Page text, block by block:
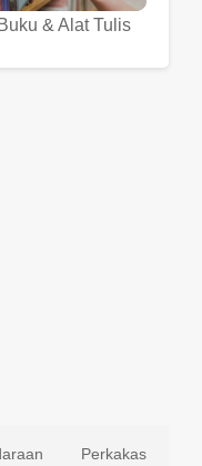
Buku & Alat Tulis
Perkakas